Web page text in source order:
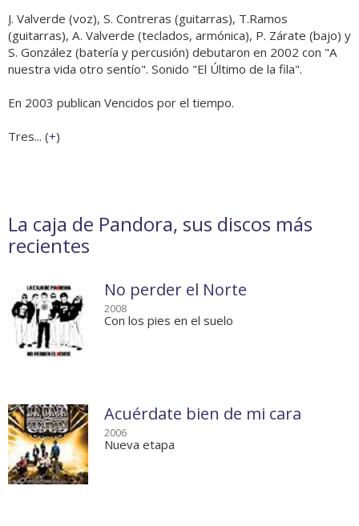
J. Valverde (voz), S. Contreras (guitarras), T.Ramos
(guitarras), A. Valverde (teclados, armónica), P. Zárate (bajo) y
S. González (batería y percusión) debutaron en 2002 con "A
nuestra vida otro sentío". Sonido "El Último de la fila".
En 2003 publican Vencidos por el tiempo.
Tres... (+)
La caja de Pandora, sus discos más
recientes
No perder el Norte
2008
Con los pies en el suelo
Acuérdate bien de mi cara
2006
Nueva etapa